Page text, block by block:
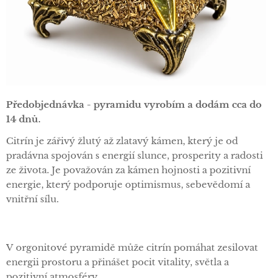
Předobjednávka - pyramidu vyrobím a dodám cca do
14 dnů.
Citrín je zářivý žlutý až zlatavý kámen, který je od
pradávna spojován s energií slunce, prosperity a radosti
ze života. Je považován za kámen hojnosti a pozitivní
energie, který podporuje optimismus, sebevědomí a
vnitřní sílu.
V orgonitové pyramidě může citrín pomáhat zesilovat
energii prostoru a přinášet pocit vitality, světla a